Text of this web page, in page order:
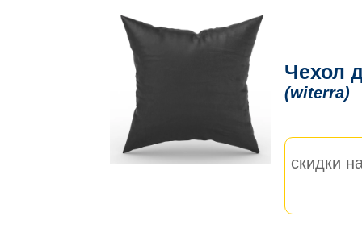
Чехол
(witerra)
скидки